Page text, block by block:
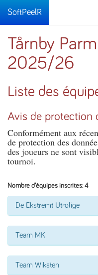
SoftPeelR
Tårnby
2025/26
Liste des
Avis de protection
Conformément aux
de protection des
des joueurs ne sont
tournoi.
Nombre d'équipes inscrites: 4
De Ekstremt Utrolige
Team MK
Team Wiksten